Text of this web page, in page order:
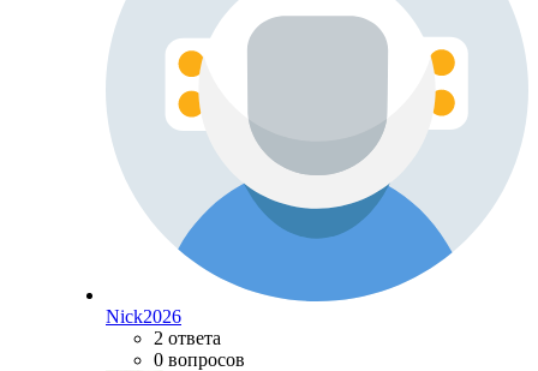
Nick2026
2 ответа
0 вопросов